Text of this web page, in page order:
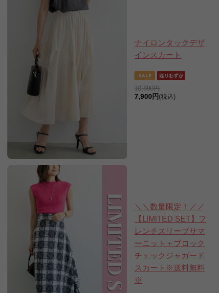
ナイロンタックデザ
インスカート
10,890円
7,900円 (税込)
＼＼数量限定！／／
【LIMITED SET】フ
レンチスリーブサマ
ーニット＋ブロック
チェックジャガード
スカート※送料無料
※